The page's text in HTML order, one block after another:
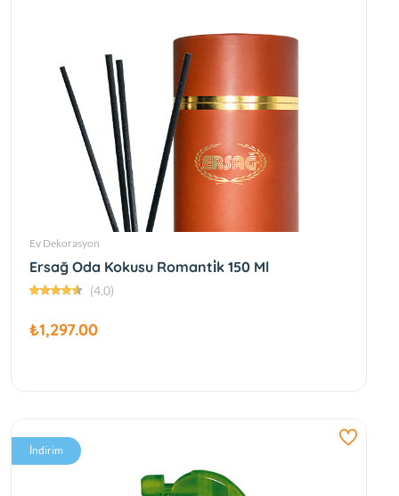
Ev Dekorasyon
Ersağ Oda Kokusu Romanti̇k 150 Ml
(4.0)
₺1,297.00
İndirim